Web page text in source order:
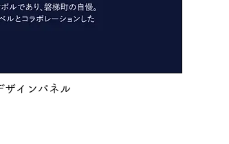
ザインパネル